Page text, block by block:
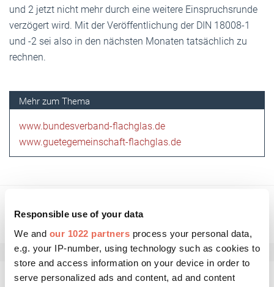
Responsible use of your data
We and our 1022 partners process your personal data,
e.g. your IP-number, using technology such as cookies to
store and access information on your device in order to
serve personalized ads and content, ad and content
und 2 jetzt nicht mehr durch eine weitere Einspruchsrunde
verzögert wird. Mit der Veröffentlichung der DIN 18008-1
und -2 sei also in den nächsten Monaten tatsächlich zu
rechnen.
www.bundesverband-flachglas.de
www.guetegemeinschaft-flachglas.de